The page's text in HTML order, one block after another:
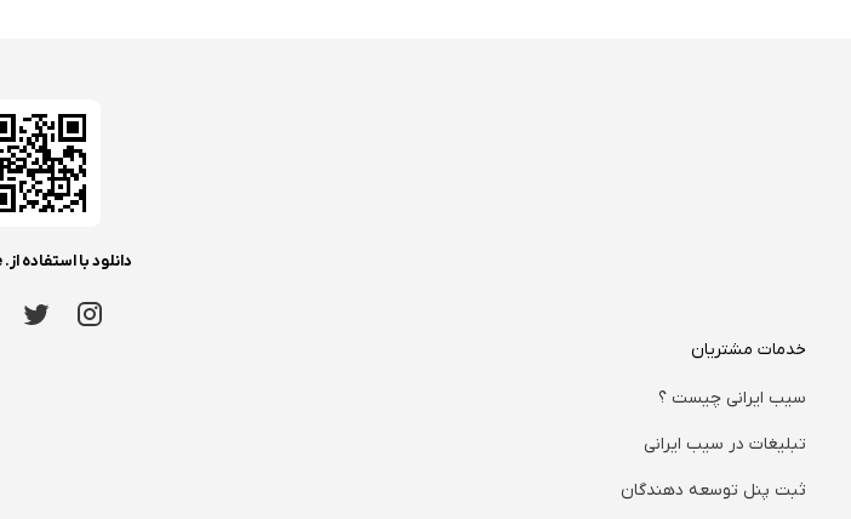
دانلود با استفاده از. QR code
خدمات مشتریان
سیب ایرانی چیست ؟
تبلیغات در سیب ایرانی
ثبت پنل توسعه دهندگان